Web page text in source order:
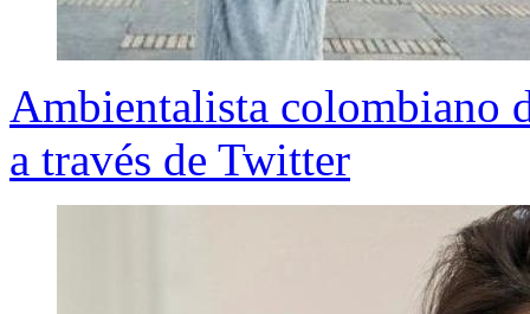
Ambientalista colombiano
a través de Twitter